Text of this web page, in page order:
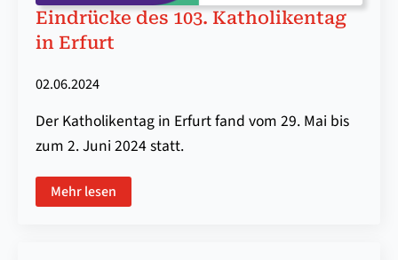
Ein­drüc­ke des 103. Ka­tho­li­ken­tag
in Er­furt
02.06.2024
Der Katholikentag in Erfurt fand vom 29. Mai bis
zum 2. Juni 2024 statt.
Mehr lesen